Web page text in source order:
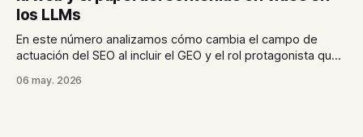
los LLMs
En este número analizamos cómo cambia el campo de
actuación del SEO al incluir el GEO y el rol protagonista que
preferidos de los modelos de lenguaje.
06 may. 2026